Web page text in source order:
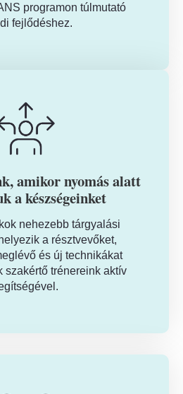
programon túlmutató
fejlődéshez.
amikor nyomás alatt
a készségeinket
nehezebb tárgyalási
a résztvevőket,
és új technikákat
szakértő trénereink aktív